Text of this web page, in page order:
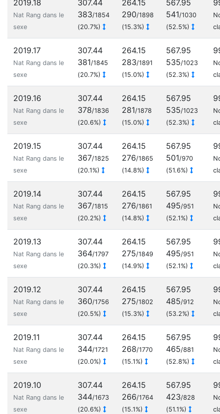
2019.18
Nat Rang dans le
sexe
307.44
383/1854
(20.7%)
264.15
290/1898
(15.3%)
567.95
541/1030
(52.5%)
2019.17
Nat Rang dans le
sexe
307.44
381/1845
(20.7%)
264.15
283/1891
(15.0%)
567.95
535/1023
(52.3%)
2019.16
Nat Rang dans le
sexe
307.44
378/1836
(20.6%)
264.15
281/1878
(15.0%)
567.95
535/1023
(52.3%)
2019.15
Nat Rang dans le
sexe
307.44
367/1825
(20.1%)
264.15
276/1865
(14.8%)
567.95
501/970
(51.6%)
2019.14
Nat Rang dans le
sexe
307.44
367/1815
(20.2%)
264.15
276/1861
(14.8%)
567.95
495/951
(52.1%)
2019.13
Nat Rang dans le
sexe
307.44
364/1797
(20.3%)
264.15
275/1849
(14.9%)
567.95
495/951
(52.1%)
2019.12
Nat Rang dans le
sexe
307.44
360/1756
(20.5%)
264.15
275/1802
(15.3%)
567.95
485/912
(53.2%)
2019.11
Nat Rang dans le
sexe
307.44
344/1721
(20.0%)
264.15
268/1770
(15.1%)
567.95
465/881
(52.8%)
2019.10
Nat Rang dans le
sexe
307.44
344/1673
(20.6%)
264.15
266/1764
(15.1%)
567.95
423/828
(51.1%)